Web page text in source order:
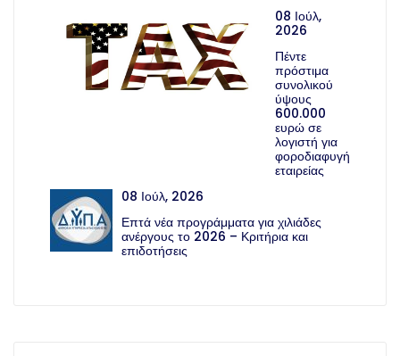
08 Ιούλ,
2026
Πέντε
πρόστιμα
συνολικού
ύψους
600.000
ευρώ σε
λογιστή για
φοροδιαφυγή
εταιρείας
08 Ιούλ, 2026
Επτά νέα προγράμματα για χιλιάδες
ανέργους το 2026 – Κριτήρια και
επιδοτήσεις